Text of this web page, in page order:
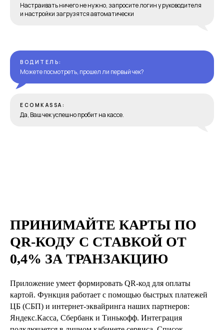
Настраивать ничего не нужно, запросите логин у руководителя
и настройки загрузятся автоматически
ВОДИТЕЛЬ:
Можете посмотреть, прошел ли первый чек?
ECOMKASSA:
Да, Ваш чек успешно пробит на кассе.
ПРИНИМАЙТЕ КАРТЫ ПО
QR-КОДУ С СТАВКОЙ ОТ
0,4% ЗА ТРАНЗАКЦИЮ
Приложение умеет формировать QR-код для оплаты
картой. Функция работает с помощью быстрых платежей
ЦБ (СБП) и интернет-эквайринга наших партнеров:
Яндекс.Касса, Сбербанк и Тинькофф. Интеграция